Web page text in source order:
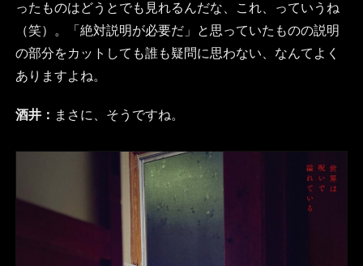
ったものはどうとでも見れるんだな、これ、っていうね
（笑）。「絶対説明が必要だ」と思っていたものの説明
の部分をカットしても誰も疑問に思わない、なんてよく
ありますよね。
酒井： まさに、そうですね。